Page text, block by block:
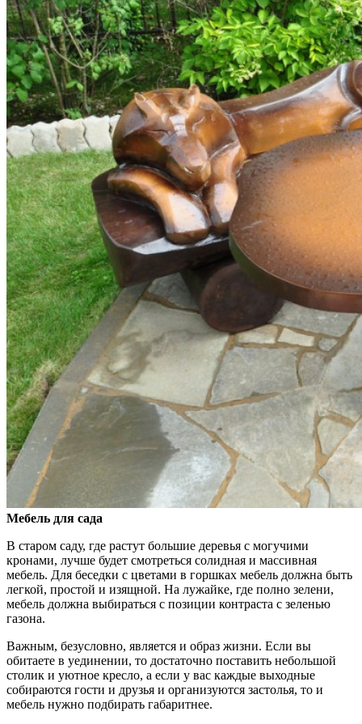
Мебель для сада
В старом саду, где растут большие деревья с могучими
кронами, лучше будет смотреться солидная и массивная
мебель. Для беседки с цветами в горшках мебель должна быть
легкой, простой и изящной. На лужайке, где полно зелени,
мебель должна выбираться с позиции контраста с зеленью
газона.
Важным, безусловно, является и образ жизни. Если вы
обитаете в уединении, то достаточно поставить небольшой
столик и уютное кресло, а если у вас каждые выходные
собираются гости и друзья и организуются застолья, то и
мебель нужно подбирать габаритнее.